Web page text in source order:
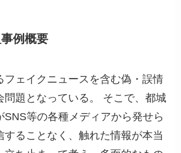
例概要
フェイクニュースを含む偽・誤情
問題となっている。 そこで、都城
SNS等の各種メディアから発せら
することなく、触れた情報が本当